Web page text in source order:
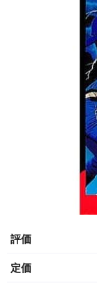
評価
定価